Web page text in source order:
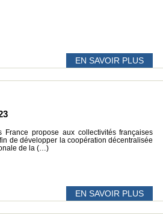
EN SAVOIR PLUS
propose aux collectivités françaises
de développer la coopération décentralisée
de la (…)
EN SAVOIR PLUS